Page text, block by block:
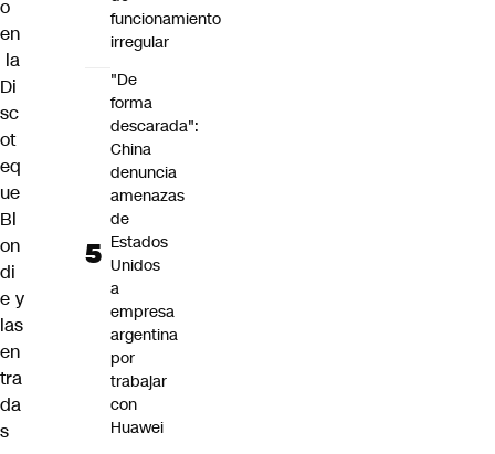
o
en
la
Di
sc
ot
eq
ue
Bl
on
di
e y
las
en
tra
da
s
funcionamiento
irregular
"De
forma
descarada":
China
denuncia
amenazas
de
Estados
Unidos
a
empresa
argentina
por
trabajar
con
Huawei